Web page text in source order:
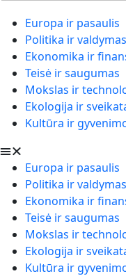
Europa ir pasaulis
Politika ir valdymas
Ekonomika ir
Teisė ir saugumas
Mokslas ir
Ekologija ir
Kultūra ir
Europa ir pasaulis
Politika ir valdymas
Ekonomika ir
Teisė ir saugumas
Mokslas ir
Ekologija ir
Kultūra ir